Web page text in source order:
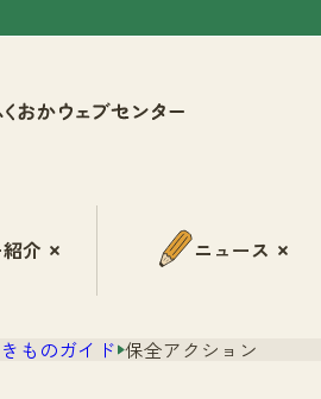
介 ニュース
ものガイド 保全アクション